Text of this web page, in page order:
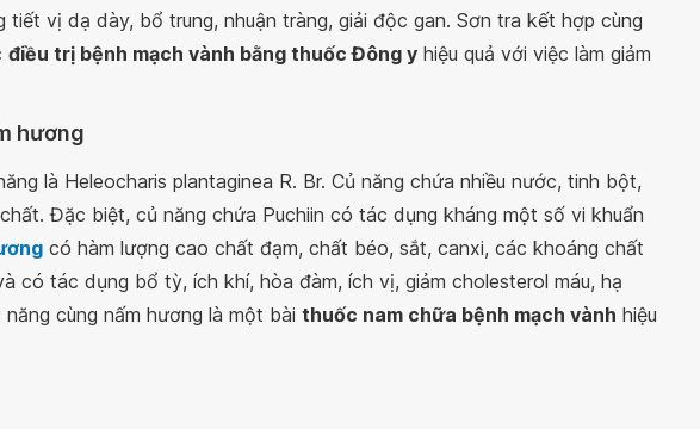
vị dạ dày, bổ trung, nhuận tràng, giải độc gan. Sơn tra kết hợp cùng
điều trị bệnh mạch vành bằng thuốc Đông y hiệu quả với việc làm giảm
hương
là Heleocharis plantaginea R. Br. Củ năng chứa nhiều nước, tinh bột,
Đặc biệt, củ năng chứa Puchiin có tác dụng kháng một số vi khuẩn
có hàm lượng cao chất đạm, chất béo, sắt, canxi, các khoáng chất
có tác dụng bổ tỳ, ích khí, hòa đàm, ích vị, giảm cholesterol máu, hạ
cùng nấm hương là một bài thuốc nam chữa bệnh mạch vành hiệu